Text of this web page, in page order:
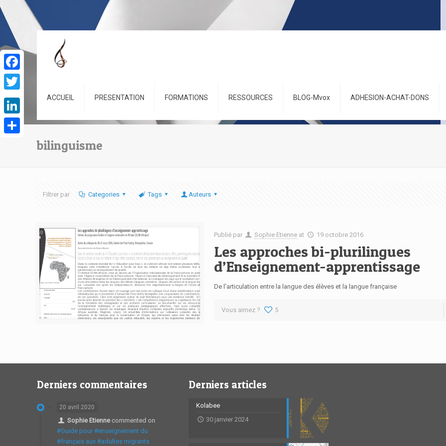
ACCUEIL PRESENTATION FORMATIONS RESSOURCES BLOG-Mvox ADHESION-ACHAT-DONS
bilinguisme
Filtrer par Categories Tags Auteurs
Publié par Sophie Etienne at 19 octobre 2016
Les approches bi-plurilingues
d’Enseignement-apprentissage
De l'articulation entre la langue des élèves et la langue française
Vous aimez ? 5
Derniers commentaires
20 avril 2020
Sophie Etiennecommented on
#Guide pour #enseignement du
#français aux #adultes migrants
Derniers articles
Kolabee
30 janvier 2024
Facebook
Twitter
LinkedIn